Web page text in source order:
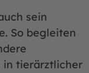
sein
So begleiten
in tierärztlicher